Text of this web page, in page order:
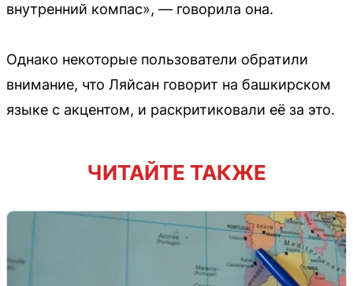
внутренний компас», — говорила она.
Однако некоторые пользователи обратили
внимание, что Ляйсан говорит на башкирском
языке с акцентом, и раскритиковали её за это.
ЧИТАЙТЕ ТАКЖЕ